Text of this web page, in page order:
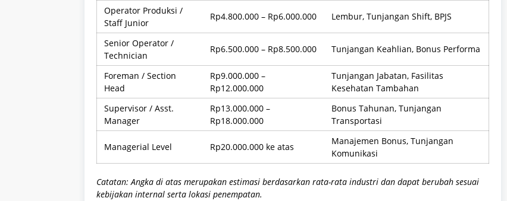
Operator Produksi /
Staff Junior
Rp4.800.000 – Rp6.000.000 Lembur, Tunjangan Shift, BPJS
Senior Operator /
Technician
Rp6.500.000 – Rp8.500.000 Tunjangan Keahlian, Bonus Performa
Foreman / Section
Head
Rp9.000.000 –
Rp12.000.000
Tunjangan Jabatan, Fasilitas
Kesehatan Tambahan
Supervisor / Asst.
Manager
Rp13.000.000 –
Rp18.000.000
Bonus Tahunan, Tunjangan
Transportasi
Managerial Level Rp20.000.000 ke atas
Manajemen Bonus, Tunjangan
Komunikasi
Catatan: Angka di atas merupakan estimasi berdasarkan rata-rata industri dan dapat berubah sesuai
kebijakan internal serta lokasi penempatan.